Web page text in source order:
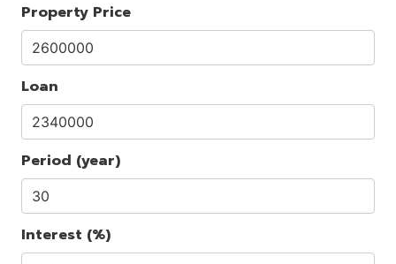
Property Price
Loan
Period (year)
Interest (%)